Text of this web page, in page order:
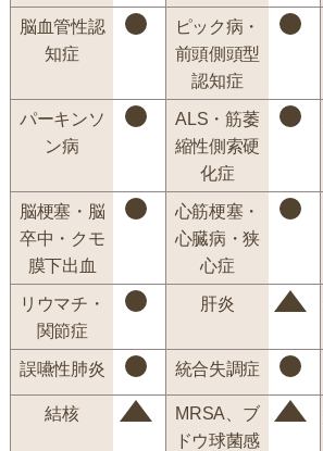
脳血管性認
知症
ピック病・
前頭側頭型
認知症
パーキンソ
ン病
ALS・筋萎
縮性側索硬
化症
脳梗塞・脳
卒中・クモ
膜下出血
心筋梗塞・
心臓病・狭
心症
リウマチ・
関節症
肝炎
誤嚥性肺炎 統合失調症
結核
MRSA、ブ
ドウ球菌感